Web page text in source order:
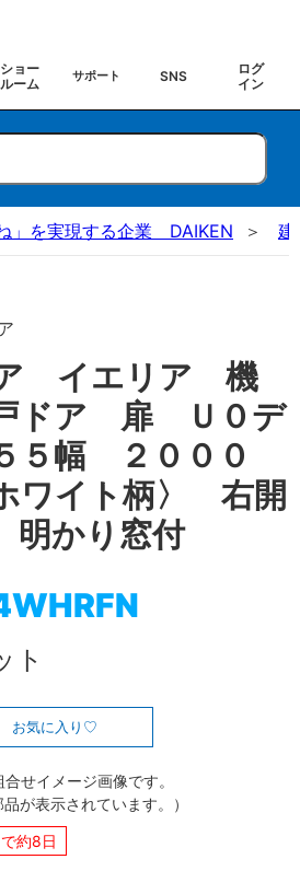
ショー
ルーム
サポート SNS
ログ
イン
」を実現する企業 DAIKEN 建
ア イエリア 機
ドア 扉 Ｕ０デ
５幅 ２０００
ワイト柄〉 右開
かり窓付
ト
お気に入り
せイメージ画像です。
が表示されています。）
約8日